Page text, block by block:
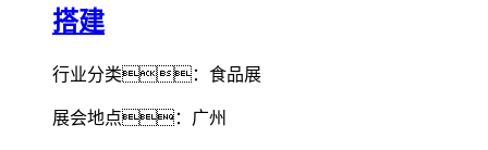
搭建
行业分类：食品展
展会地点：广州